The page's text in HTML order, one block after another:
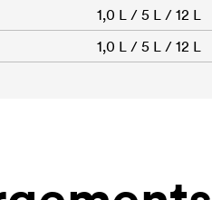
1,0 L / 5 L / 12 L
1,0 L / 5 L / 12 L